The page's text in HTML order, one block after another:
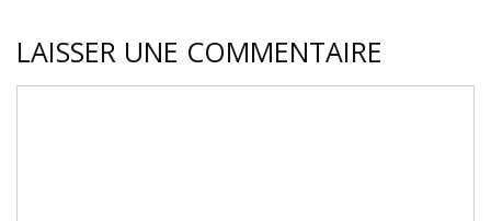
LAISSER UNE COMMENTAIRE